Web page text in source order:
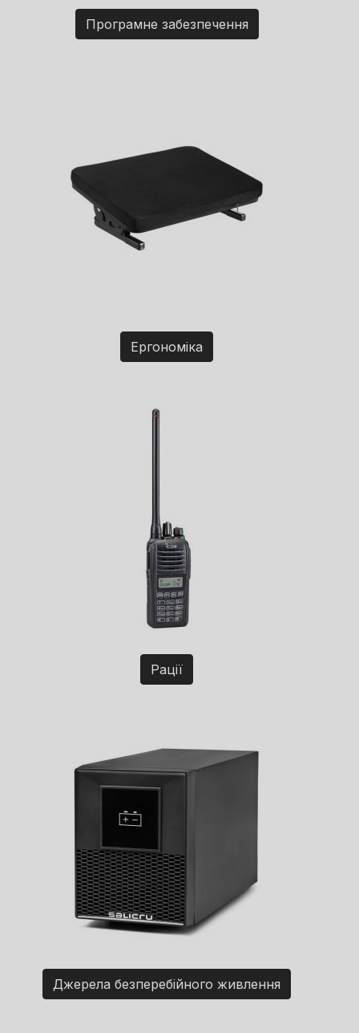
Програмне забезпечення
Ергономіка
Рації
Джерела безперебійного живлення